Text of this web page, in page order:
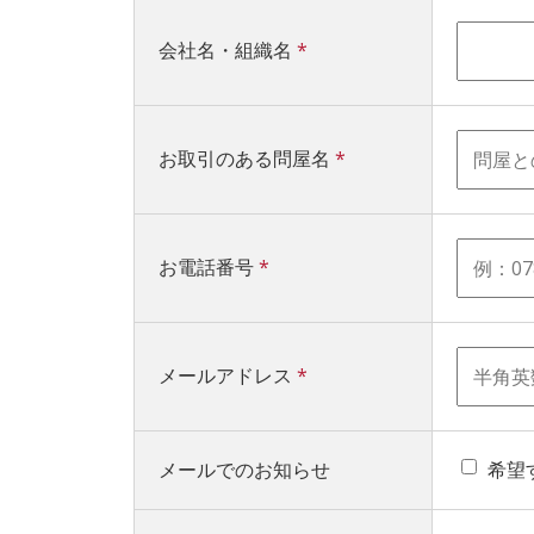
会社名・組織名 *
お取引のある問屋名 *
お電話番号*
メールアドレス *
メールでのお知らせ 希望